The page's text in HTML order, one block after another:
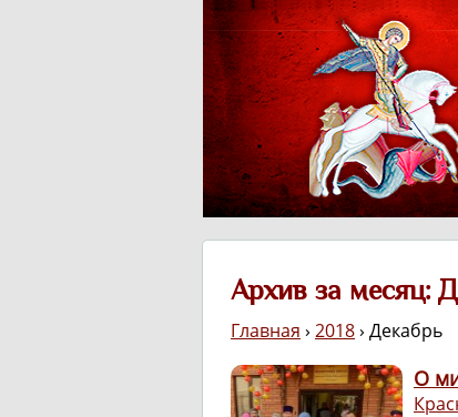
Архив за месяц:
Главная › 2018› Декабрь
О